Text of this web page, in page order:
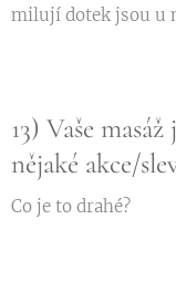
milují dotek jsou u
13) Vaše
nějaké akce/
Co je to drahé?